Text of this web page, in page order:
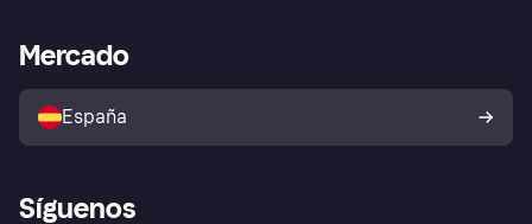
Directorio de tiendas
Política de protección al
comprador de Klarna
Reclamaciones
Acceso empresas
Mercado
España
Síguenos